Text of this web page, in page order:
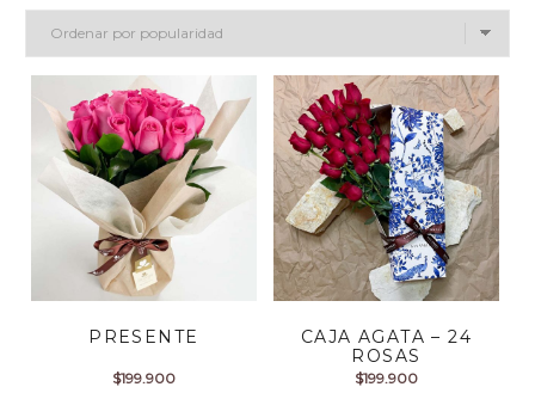
PRESENTE
$199.900
CAJA AGATA – 24
ROSAS
$199.900